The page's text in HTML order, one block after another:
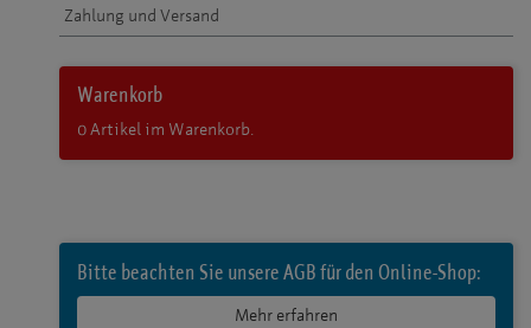
Zahlung und Versand
Warenkorb
0Artikel im Warenkorb.
Bitte beachten Sie unsere AGB für den Online-Shop:
Mehr erfahren